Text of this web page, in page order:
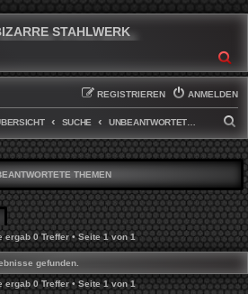
STAHLWERK
ANMELDEN
REGISTRIEREN
SUCHE
U
C
H
E
THEMEN
ergab 0 Treffer • Seite1von1
gefunden.
ergab 0 Treffer • Seite1von1